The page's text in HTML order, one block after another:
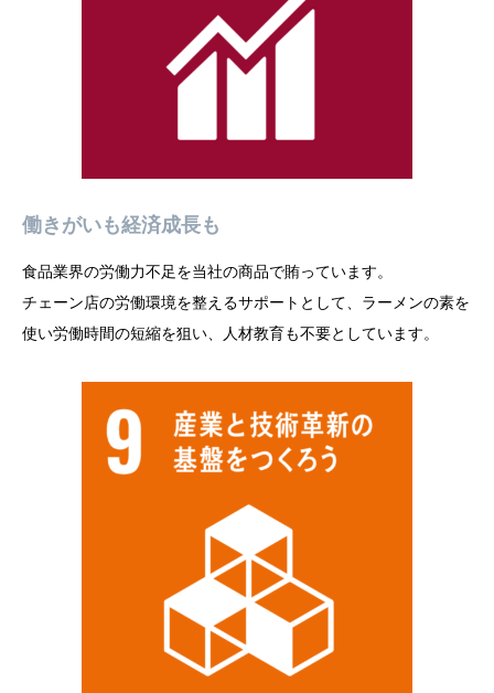
働きがいも経済成長も
食品業界の労働力不足を当社の商品で賄っています。
チェーン店の労働環境を整えるサポートとして、ラーメンの素を
使い労働時間の短縮を狙い、人材教育も不要としています。